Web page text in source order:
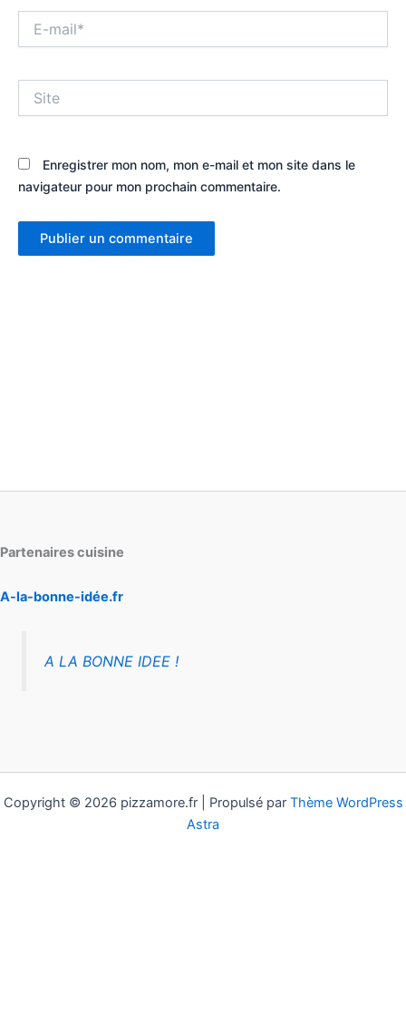
mail*
Enregistrer mon nom, mon e-mail et mon site dans le
navigateur pour mon prochain commentaire.
Partenaires cuisine
A-la-bonne-idée.fr
A LA BONNE IDEE !
Copyright © 2026 pizzamore.fr | Propulsé par Thème WordPress
Astra